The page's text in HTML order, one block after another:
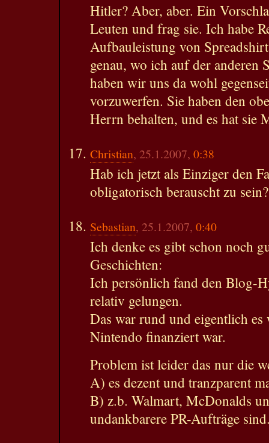
Hitler? Aber, aber. Ein
Leuten und frag sie. Ich habe
Aufbauleistung von
genau, wo ich auf der anderen
haben wir uns da wohl
vorzuwerfen. Sie haben den
Herrn behalten, und es hat sie
Christian, 25.1.2007, 0:38
Hab ich jetzt als Einziger den
obligatorisch berauscht zu sein?
Sebastian, 25.1.2007, 0:40
Ich denke es gibt schon noch
Geschichten:
Ich persönlich fand den Blog-
relativ gelungen.
Das war rund und eigentlich
Nintendo finanziert war.
Problem ist leider das nur die
A) es dezent und tranzparent
B) z.b. Walmart, McDonalds
undankbarere PR-Aufträge